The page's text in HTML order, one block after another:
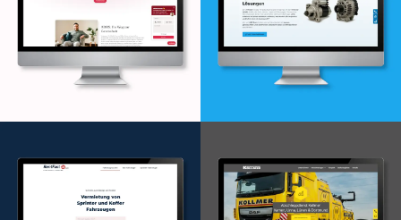
Webdesign & -entwicklung Webdesign & -entwicklung